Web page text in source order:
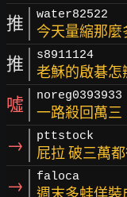
推 water82522
今天量縮那麼
推 s8911124
老穌的啟碁怎
噓 noreg0393933
一路殺回萬三
→ pttstock
屁拉 破三萬
→ faloca
週末多蛙佯裝